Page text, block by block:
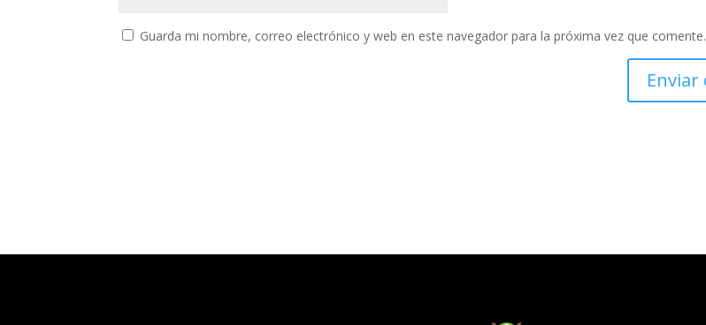
Guarda mi nombre, correo electrónico y web en este navegador para la próxima vez que comente.